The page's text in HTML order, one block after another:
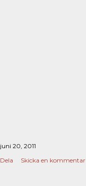
juni 20, 2011
Dela
Skicka en kommentar